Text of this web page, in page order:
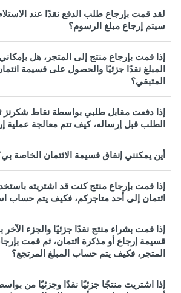
لقد قمت بإرجاع طلب الدفع نقدًا عند
سيتم إرجاع مبلغ الرسوم؟
إذا قمت بإرجاع منتج إلى المتجر، هل
المبلغ نقدًا جزئيًا والحصول على قسيمة
المتبقي؟
إذا دفعت مقابل طلبي بواسطة نقاط شكرنز
الطلب قبل إرساله، كيف تتم معالجة عملية
أين يمكنني إنفاق قسيمة الائتمان الخاصة
إذا قمت بإرجاع منتج كنت قد اشتريته
ائتمان إلى أحد متاجركم، فكيف يتم حساب
إذا قمت بشراء منتج نقدًا جزئيًا والجزء الآخر
قسيمة إرجاع أو مذكرة ائتمان، ثم قمت
المتجر، فكيف يتم حساب المبلغ المرتجع؟
إذا اشتريت منتجًا جزئيًا نقدًا وجزئيًا من